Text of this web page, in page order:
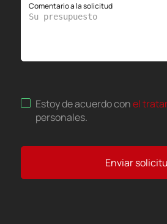
Comentario a la solicitud
Estoy de acuerdo conel
personales.
Enviar